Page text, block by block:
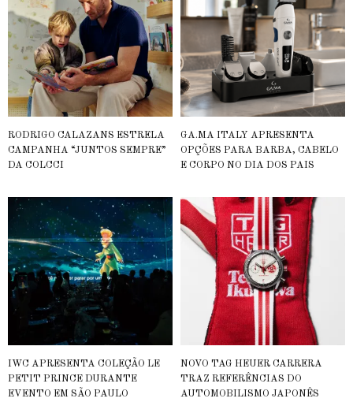
RODRIGO CALAZANS ESTRELA
CAMPANHA “JUNTOS SEMPRE”
DA COLCCI
GA.MA ITALY APRESENTA
OPÇÕES PARA BARBA, CABELO
E CORPO NO DIA DOS PAIS
IWC APRESENTA COLEÇÃO LE
PETIT PRINCE DURANTE
EVENTO EM SÃO PAULO
NOVO TAG HEUER CARRERA
TRAZ REFERÊNCIAS DO
AUTOMOBILISMO JAPONÊS